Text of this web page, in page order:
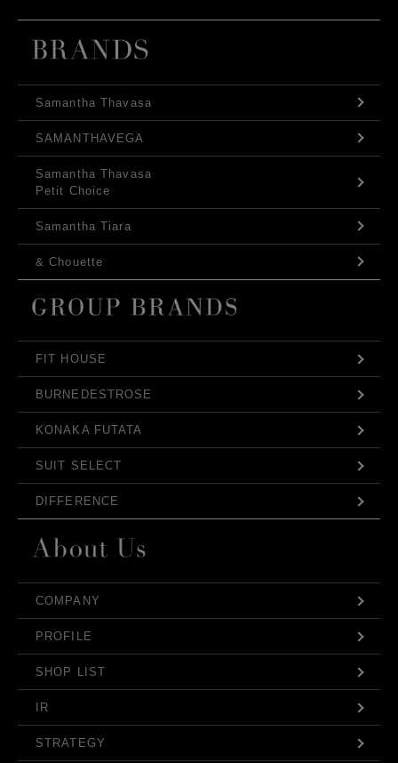
Samantha Thavasa
SAMANTHAVEGA
Samantha Thavasa
Petit Choice
Samantha Tiara
& Chouette
FIT HOUSE
BURNEDESTROSE
KONAKA FUTATA
SUIT SELECT
DIFFERENCE
COMPANY
PROFILE
SHOP LIST
IR
STRATEGY